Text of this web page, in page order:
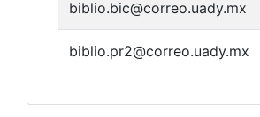
biblio.bic@correo.uady.mx
biblio.pr2@correo.uady.mx